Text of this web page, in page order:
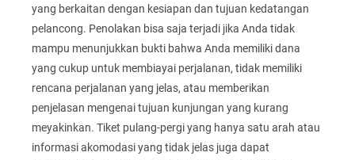
yang berkaitan dengan kesiapan dan tujuan kedatangan
pelancong. Penolakan bisa saja terjadi jika Anda tidak
mampu menunjukkan bukti bahwa Anda memiliki dana
yang cukup untuk membiayai perjalanan, tidak memiliki
rencana perjalanan yang jelas, atau memberikan
penjelasan mengenai tujuan kunjungan yang kurang
meyakinkan. Tiket pulang-pergi yang hanya satu arah atau
informasi akomodasi yang tidak jelas juga dapat